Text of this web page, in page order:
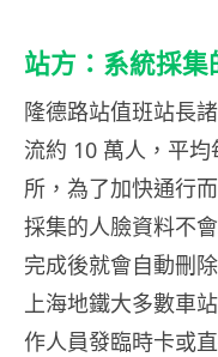
站方：系統採集
隆德路站值班站長
流約 10 萬人，平
所，為了加快通行
採集的人臉資料不
完成後就會自動刪
上海地鐵大多數車
作人員發臨時卡或